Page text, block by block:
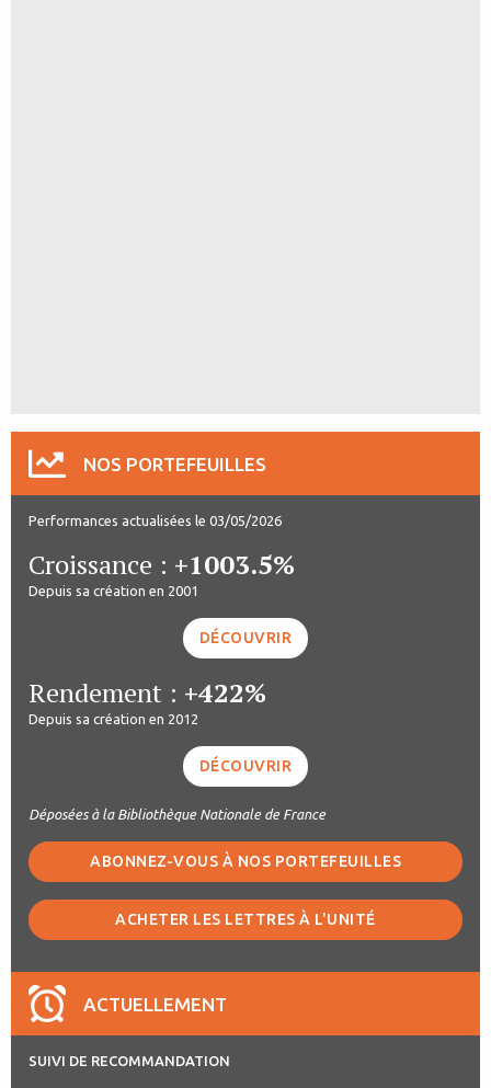
NOS PORTEFEUILLES
Performances actualisées le 03/05/2026
Croissance : +1003.5%
Depuis sa création en 2001
DÉCOUVRIR
Rendement : +422%
Depuis sa création en 2012
DÉCOUVRIR
Déposées à la Bibliothèque Nationale de France
ABONNEZ-VOUS À NOS PORTEFEUILLES
ACHETER LES LETTRES À L'UNITÉ
ACTUELLEMENT
SUIVI DE RECOMMANDATION